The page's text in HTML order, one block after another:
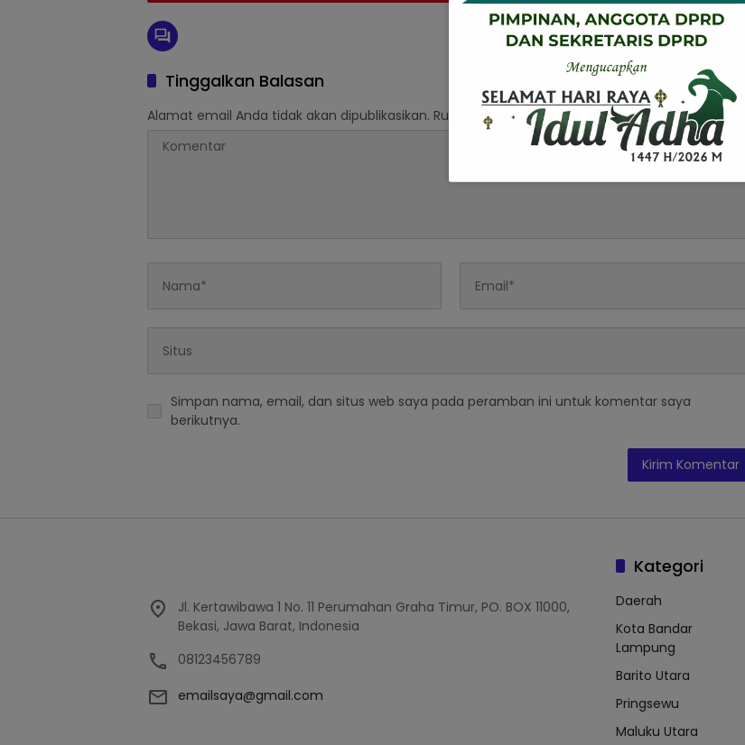
Tinggalkan Balasan
Alamat email Anda tidak akan dipublikasikan. Ruas yang wajib ditandai
Simpan nama, email, dan situs web saya pada peramban ini untuk komentar saya
berikutnya.
Jl. Kertawibawa 1 No. 11 Perumahan Graha Timur, PO. BOX 11000,
Bekasi, Jawa Barat, Indonesia
08123456789
emailsaya@gmail.com
Kategori
Daerah
Kota Bandar
Lampung
Barito Utara
Pringsewu
Maluku Utara